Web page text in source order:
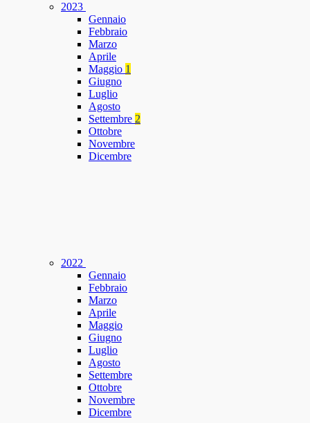
2023
Gennaio
Febbraio
Marzo
Aprile
Maggio 1
Giugno
Luglio
Agosto
Settembre 2
Ottobre
Novembre
Dicembre
2022
Gennaio
Febbraio
Marzo
Aprile
Maggio
Giugno
Luglio
Agosto
Settembre
Ottobre
Novembre
Dicembre